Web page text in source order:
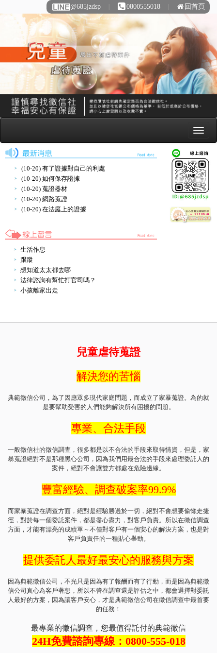
@685jzdsp 0800555018 回首頁
(10-20) 有了證據對自己的利處
(10-20) 如何保存證據
(10-20) 蒐證器材
(10-20) 網路蒐證
(10-20) 在法庭上的證據
生活作息
跟蹤
想知道太太都去哪
法律諮詢有幫忙打官司嗎？
小孩離家出走
兒童虐待蒐證
解決您的苦惱
典範徵信公司，為了因應眾多現代家庭問題，而成立了家暴蒐證。為的就
是要幫助受害的人們能夠解決所有困擾的問題。
專業、合法手段
一般徵信社的徵信調查，很多都是以不合法的手段來取得情資，但是，家
暴蒐證絕對不是那種黑心公司，因為我們用最合法的手段來處理委託人的
案件，絕對不會讓雙方都處在危險邊緣。
豐富經驗、調查破案率99.9%
而家暴蒐證在調查方面，絕對是經驗勝過於一切，絕對不會想要偷懶走捷
徑，對於每一個委託案件，都是盡心盡力，對客戶負責。所以在徵信調查
方面，才能有漂亮的成績單～不僅對客戶有一個安心的解決方案，也是對
客戶負責任的一種貼心舉動。
提供委託人最好最安心的服務與方案
因為典範徵信公司，不光只是因為有了報酬而有了行動，而是因為典範徵
信公司真心為客戶著想，所以不管在調查還是評估之中，都會選擇對委託
人最好的方案，因為讓客戶安心，才是典範徵信公司在徵信調查中最首要
的任務！
最專業的徵信調查，您最值得託付的典範徵信
24H免費諮詢專線：0800-555-018